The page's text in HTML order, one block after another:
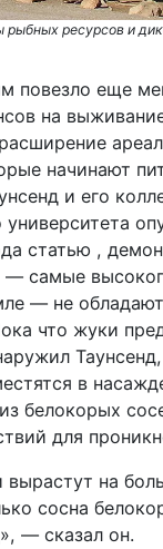
рыбных ресурсов и
повезло еще
на
начинают
и его
университета
статью ,
— самые
— не
что жуки
в
белокорых
для
вырастут на
сосна
— сказал он.